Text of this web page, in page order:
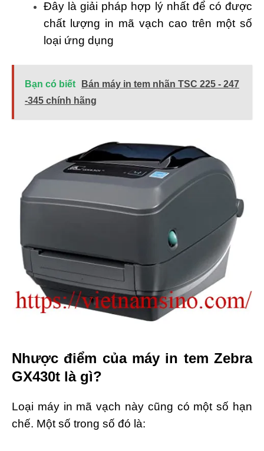
Đây là giải pháp hợp lý nhất để có được
chất lượng in mã vạch cao trên một số
loại ứng dụng
Bạn có biết
Bán máy in tem nhãn TSC 225 - 247
-345 chính hãng
Nhược điểm của máy in tem Zebra
GX430t là gì?
Loại máy in mã vạch này cũng có một số hạn
chế. Một số trong số đó là: